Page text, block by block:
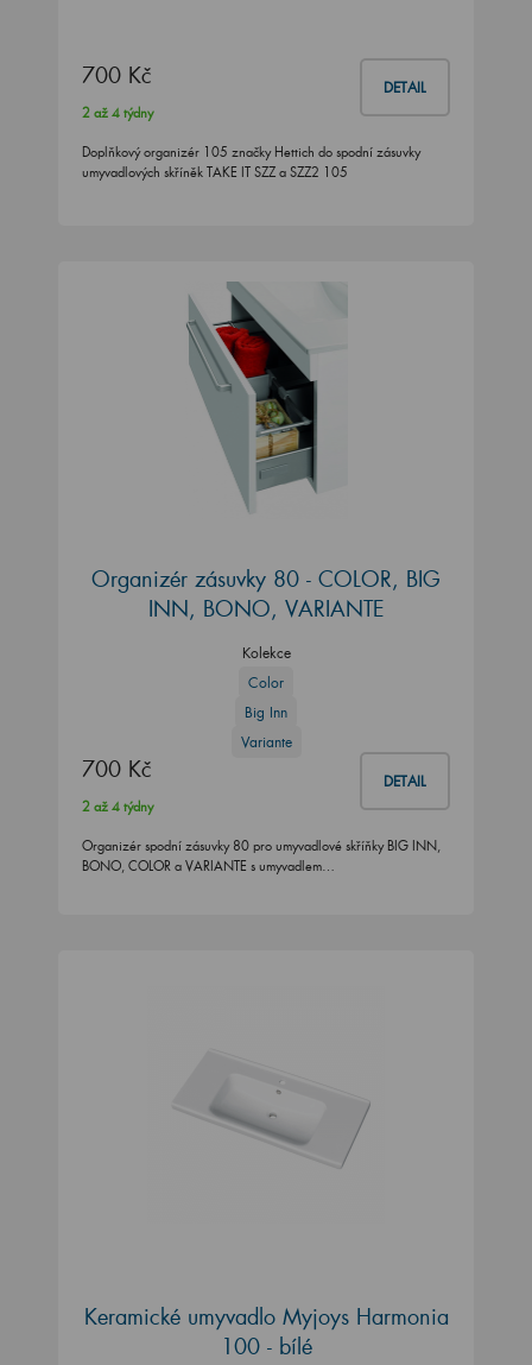
700 Kč DETAIL
2 až 4 týdny
Doplňkový organizér 105 značky Hettich do spodní zásuvky
umyvadlových skříněk TAKE IT SZZ a SZZ2 105
Organizér zásuvky 80 - COLOR, BIG
INN, BONO, VARIANTE
Kolekce
Color
Big Inn
Variante
700 Kč DETAIL
2 až 4 týdny
Organizér spodní zásuvky 80 pro umyvadlové skříňky BIG INN,
BONO, COLOR a VARIANTE s umyvadlem…
Keramické umyvadlo Myjoys Harmonia
100 - bílé